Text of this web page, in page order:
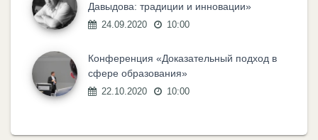
Давыдова: традиции и инновации»
24.09.2020 10:00
Конференция «Доказательный подход в
сфере образования»
22.10.2020 10:00